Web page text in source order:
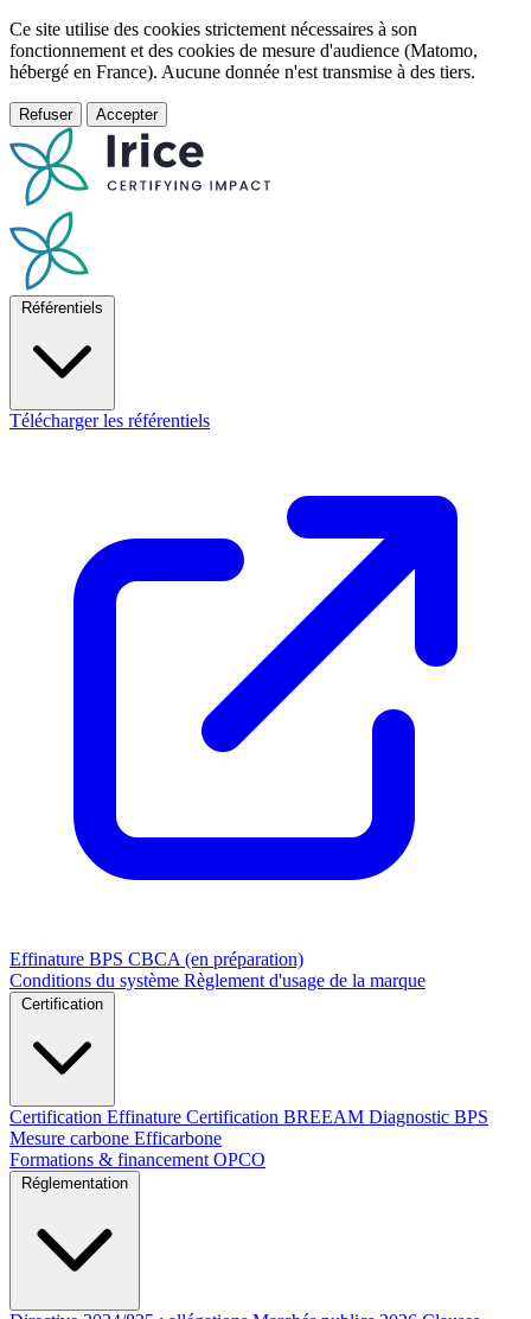
Ce site utilise des cookies strictement nécessaires à son
fonctionnement et des cookies de mesure d'audience (Matomo,
hébergé en France). Aucune donnée n'est transmise à des tiers.
Refuser Accepter
Référentiels
Télécharger les référentiels
Effinature BPS CBCA (en préparation)
Conditions du système Règlement d'usage de la marque
Certification
Certification Effinature Certification BREEAM Diagnostic BPS
Mesure carbone Efficarbone
Formations & financement OPCO
Réglementation